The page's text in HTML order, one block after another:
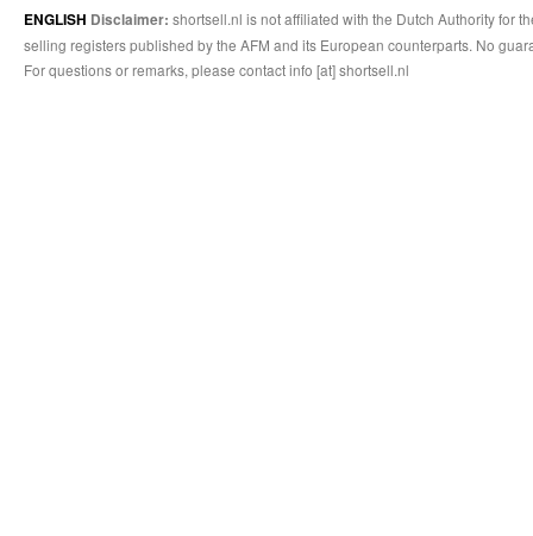
ENGLISH Disclaimer: shortsell.nl is not affiliated with the Dutch Authority for
selling registers published by the AFM and its European counterparts. No
For questions or remarks, please contact info [at] shortsell.nl